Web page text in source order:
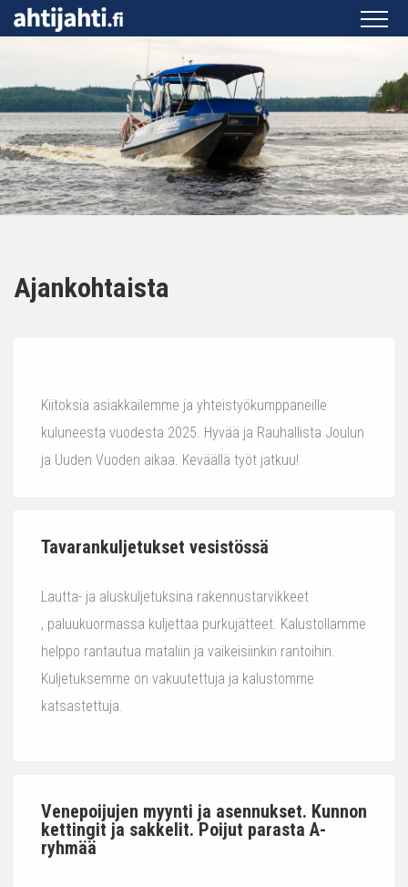
Ajankohtaista
Kiitoksia asiakkailemme ja yhteistyökumppaneille
kuluneesta vuodesta 2025. Hyvää ja Rauhallista Joulun
ja Uuden Vuoden aikaa. Keväällä työt jatkuu!
Tavarankuljetukset vesistössä
Lautta- ja aluskuljetuksina rakennustarvikkeet
, paluukuormassa kuljettaa purkujätteet. Kalustollamme
helppo rantautua mataliin ja vaikeisiinkin rantoihin.
Kuljetuksemme on vakuutettuja ja kalustomme
katsastettuja.
Venepoijujen myynti ja asennukset. Kunnon
kettingit ja sakkelit. Poijut parasta A-
ryhmää